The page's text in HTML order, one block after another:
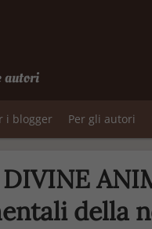
autori
i blogger Per gli autori
della